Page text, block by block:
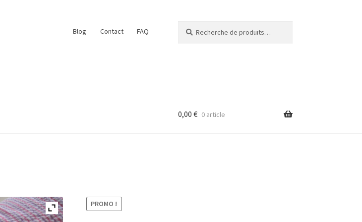
Blog Contact FAQ
pour :
0,00 € 0 article
PROMO !